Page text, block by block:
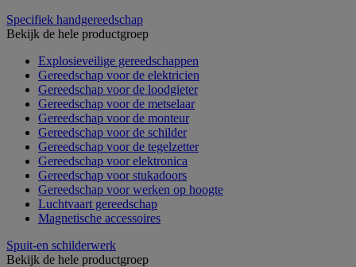
Specifiek handgereedschap
Bekijk de hele productgroep
Explosieveilige gereedschappen
Gereedschap voor de elektricien
Gereedschap voor de loodgieter
Gereedschap voor de metselaar
Gereedschap voor de monteur
Gereedschap voor de schilder
Gereedschap voor de tegelzetter
Gereedschap voor elektronica
Gereedschap voor stukadoors
Gereedschap voor werken op hoogte
Luchtvaart gereedschap
Magnetische accessoires
Spuit-en schilderwerk
Bekijk de hele productgroep